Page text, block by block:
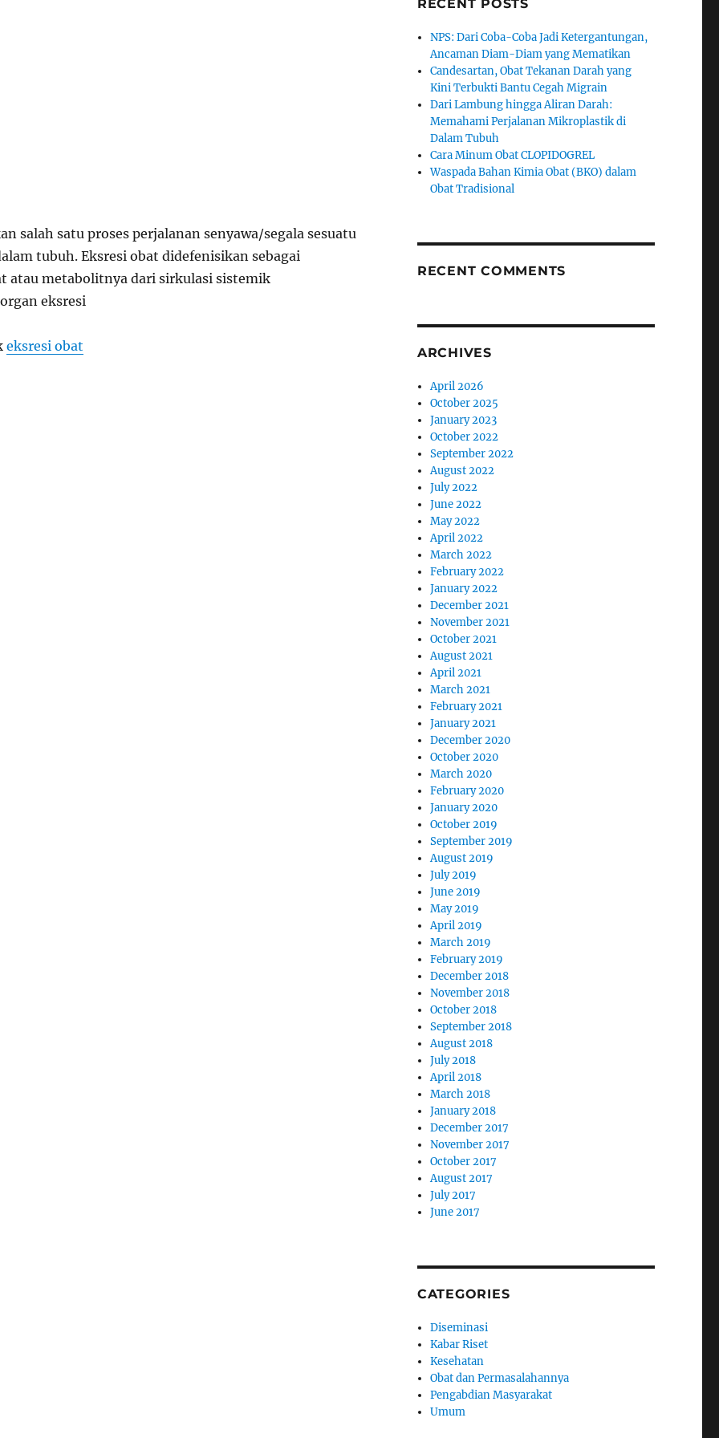
salah satu proses perjalanan senyawa/segala sesuatu
tubuh. Eksresi obat didefenisikan sebagai
atau metabolitnya dari sirkulasi sistemik
eksresi
eksresi obat
RECENT POSTS
NPS: Dari Coba-Coba Jadi Ketergantungan,
Ancaman Diam-Diam yang Mematikan
Candesartan, Obat Tekanan Darah yang
Kini Terbukti Bantu Cegah Migrain
Dari Lambung hingga Aliran Darah:
Memahami Perjalanan Mikroplastik di
Dalam Tubuh
Cara Minum Obat CLOPIDOGREL
Waspada Bahan Kimia Obat (BKO) dalam
Obat Tradisional
RECENT COMMENTS
ARCHIVES
April 2026
October 2025
January 2023
October 2022
September 2022
August 2022
July 2022
June 2022
May 2022
April 2022
March 2022
February 2022
January 2022
December 2021
November 2021
October 2021
August 2021
April 2021
March 2021
February 2021
January 2021
December 2020
October 2020
March 2020
February 2020
January 2020
October 2019
September 2019
August 2019
July 2019
June 2019
May 2019
April 2019
March 2019
February 2019
December 2018
November 2018
October 2018
September 2018
August 2018
July 2018
April 2018
March 2018
January 2018
December 2017
November 2017
October 2017
August 2017
July 2017
June 2017
CATEGORIES
Diseminasi
Kabar Riset
Kesehatan
Obat dan Permasalahannya
Pengabdian Masyarakat
Umum